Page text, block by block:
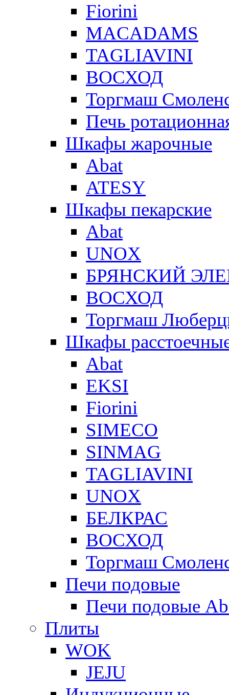
Fiorini
MACADAMS
TAGLIAVINI
ВОСХОД
Торгмаш
Печь
Шкафы жарочные
Abat
ATESY
Шкафы пекарские
Abat
UNOX
БРЯНСКИЙ
ВОСХОД
Торгмаш
Шкафы
Abat
EKSI
Fiorini
SIMECO
SINMAG
TAGLIAVINI
UNOX
БЕЛКРАС
ВОСХОД
Торгмаш
Печи подовые
Печи подовые
Плиты
WOK
JEJU